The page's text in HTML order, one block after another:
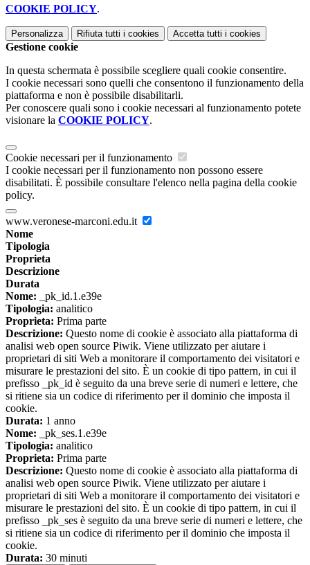
COOKIE POLICY.
Personalizza Rifiuta tutti i cookies Accetta tutti i cookies
Gestione cookie
In questa schermata è possibile scegliere quali cookie consentire.
I cookie necessari sono quelli che consentono il funzionamento della
piattaforma e non è possibile disabilitarli.
Per conoscere quali sono i cookie necessari al funzionamento potete
visionare la COOKIE POLICY.
Cookie necessari per il funzionamento
I cookie necessari per il funzionamento non possono essere
disabilitati. È possibile consultare l'elenco nella pagina della cookie
policy.
www.veronese-marconi.edu.it
Nome
Tipologia
Proprieta
Descrizione
Durata
Nome: _pk_id.1.e39e
Tipologia: analitico
Proprieta: Prima parte
Descrizione: Questo nome di cookie è associato alla piattaforma di
analisi web open source Piwik. Viene utilizzato per aiutare i
proprietari di siti Web a monitorare il comportamento dei visitatori e
misurare le prestazioni del sito. È un cookie di tipo pattern, in cui il
prefisso _pk_id è seguito da una breve serie di numeri e lettere, che
si ritiene sia un codice di riferimento per il dominio che imposta il
cookie.
Durata: 1 anno
Nome: _pk_ses.1.e39e
Tipologia: analitico
Proprieta: Prima parte
Descrizione: Questo nome di cookie è associato alla piattaforma di
analisi web open source Piwik. Viene utilizzato per aiutare i
proprietari di siti Web a monitorare il comportamento dei visitatori e
misurare le prestazioni del sito. È un cookie di tipo pattern, in cui il
prefisso _pk_ses è seguito da una breve serie di numeri e lettere, che
si ritiene sia un codice di riferimento per il dominio che imposta il
cookie.
Durata: 30 minuti